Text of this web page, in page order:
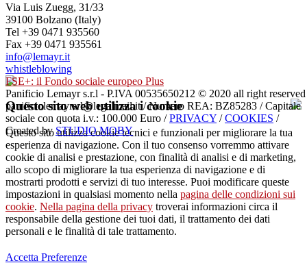
Via Luis Zuegg, 31/33
39100 Bolzano (Italy)
Tel +39 0471 935560
Fax +39 0471 935561
info@lemayr.it
whistleblowing
FSE+: il Fondo sociale europeo Plus
Panificio Lemayr s.r.l - P.IVA 00535650212 © 2020 all right reserved
panificiolemayrsrl@legalmail.it / Numero REA: BZ85283 / Capitale
sociale con quota i.v.: 100.000 Euro /PRIVACY /COOKIES /
Created bySTUDIO MOBY
Questo sito web utilizza i cookie
Questo sito utilizza cookie tecnici e funzionali per migliorare la tua
esperienza di navigazione. Con il tuo consenso vorremmo attivare
cookie di analisi e prestazione, con finalità di analisi e di marketing,
allo scopo di migliorare la tua esperienza di navigazione e di
mostrarti prodotti e servizi di tuo interesse. Puoi modificare queste
impostazioni in qualsiasi momento nella pagina delle condizioni sui
cookie. Nella pagina della privacy troverai informazioni circa il
responsabile della gestione dei tuoi dati, il trattamento dei dati
personali e le finalità di tale trattamento.
Accetta Preferenze